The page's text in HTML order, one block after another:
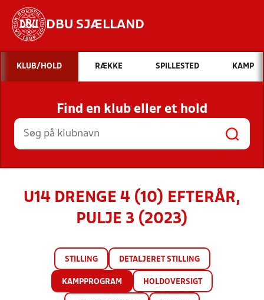
DBU SJÆLLAND
Hvad vil du søge efter?
INDHOLD OG NYHEDER
STILLINGER, RESULTATER, KLUBBER OG
HOLD
KLUB/HOLD RÆKKE SPILLESTED KAMP
Find en klub eller et hold
U14 DRENGE 4 (10) EFTERÅR,
PULJE 3 (2023)
STILLING DETALJERET STILLING
KAMPPROGRAM HOLDOVERSIGT